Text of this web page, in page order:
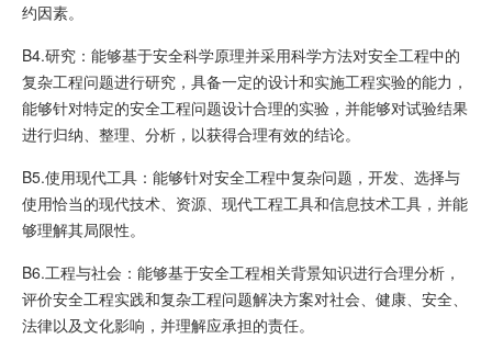
约因素。
B4.研究：能够基于安全科学原理并采用科学方法对安全工程中的
复杂工程问题进行研究，具备一定的设计和实施工程实验的能力，
能够针对特定的安全工程问题设计合理的实验，并能够对试验结果
进行归纳、整理、分析，以获得合理有效的结论。
B5.使用现代工具：能够针对安全工程中复杂问题，开发、选择与
使用恰当的现代技术、资源、现代工程工具和信息技术工具，并能
够理解其局限性。
B6.工程与社会：能够基于安全工程相关背景知识进行合理分析，
评价安全工程实践和复杂工程问题解决方案对社会、健康、安全、
法律以及文化影响，并理解应承担的责任。